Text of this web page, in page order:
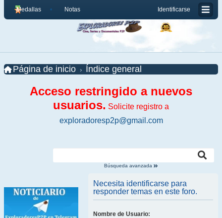
Identificarse
Medallas Notas
Página de inicio Índice general
Acceso restringido a nuevos
usuarios. Solicite registro a
exploradoresp2p@gmail.com
Búsqueda avanzada
Necesita identificarse para
responder temas en este foro.
Nombre de Usuario: